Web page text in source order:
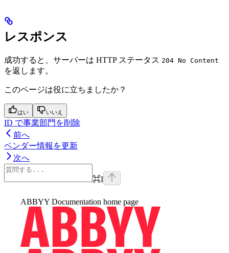
レスポンス
成功すると、サーバーは HTTP ステータス 204 No Content
を返します。
このページは役に立ちましたか？
はい いいえ
ID で事業部門を削除
前へ
ベンダー情報を更新
次へ
⌘I
ABBYY Documentation home page